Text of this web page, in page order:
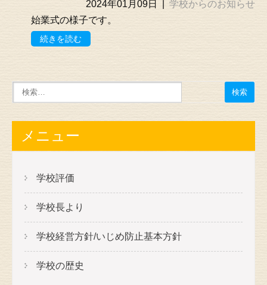
2024年01月09日
学校からのお知らせ
始業式の様子です。
続きを読む
メニュー
学校評価
学校長より
学校経営方針/いじめ防止基本方針
学校の歴史